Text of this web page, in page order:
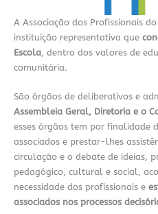
A Associação dos Profissionais
instituição representativa que
Escola , dentro dos valores de
comunitária.
São órgãos de deliberativos e
Assembleia Geral, Diretoria e o
esses órgãos tem por finalidade
associados e prestar-lhes
circulação e o debate de ideias,
pedagógico, cultural e social,
necessidade dos profissionais e
associados nos processos